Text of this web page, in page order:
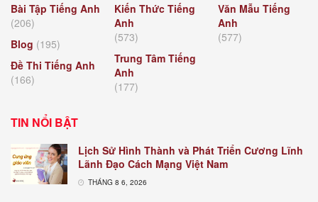
Bài Tập Tiếng Anh
(206)
Blog (195)
Đề Thi Tiếng Anh
(166)
Kiến Thức Tiếng
Anh
(573)
Trung Tâm Tiếng
Anh
(177)
Văn Mẫu Tiếng
Anh
(577)
TIN NỔI BẬT
Lịch Sử Hình Thành và Phát Triển Cương Lĩnh
Lãnh Đạo Cách Mạng Việt Nam
THÁNG 8 6, 2026